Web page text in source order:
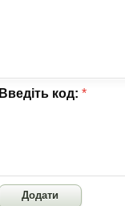
Введіть код: *